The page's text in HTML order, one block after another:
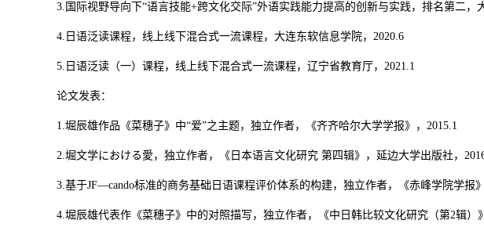
3.国际视野导向下“语言技能+跨文化交际”外语实践能力提高的创新与实践，排名第二，
4.日语泛读课程，线上线下混合式一流课程，大连东软信息学院，2020.6
5.日语泛读（一）课程，线上线下混合式一流课程，辽宁省教育厅，2021.1
论文发表：
1.堀辰雄作品《菜穗子》中“爱”之主题，独立作者，《齐齐哈尔大学学报》，2015.1
2.堀文学における愛，独立作者，《日本语言文化研究 第四辑》，延边大学出版社，
3.基于JF—cando标准的商务基础日语课程评价体系的构建，独立作者，《赤峰学院学报
4.堀辰雄代表作《菜穗子》中的对照描写，独立作者，《中日韩比较文化研究（第2辑）